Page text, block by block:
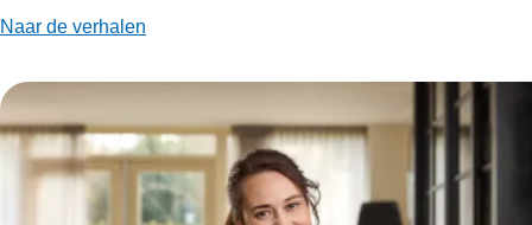
Naar de verhalen